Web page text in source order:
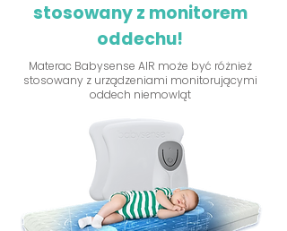
stosowany z monitorem
oddechu!
Materac Babysense AIR może być różnież
stosowany z urządzeniami monitorującymi
oddech niemowląt